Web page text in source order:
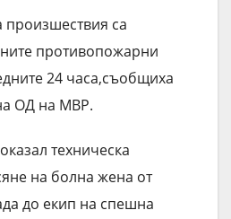
произшествия са
противопожарни
24 часа,съобщиха
ОД на МВР.
техническа
на болна жена от
до екип на спешна